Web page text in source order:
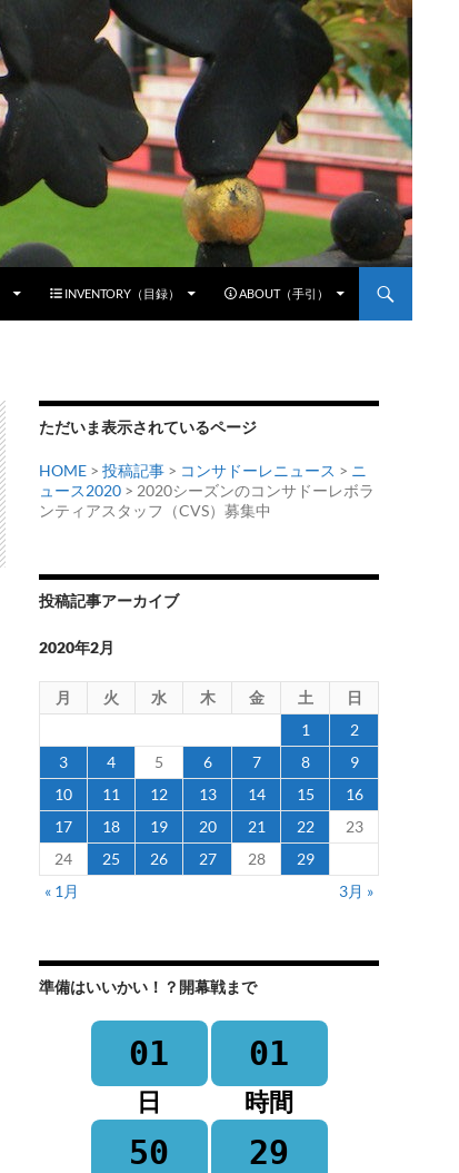
INVENTORY（目録） ABOUT（手引）
ただいま表示されているページ
HOME > 投稿記事 > コンサドーレニュース > ニ
ュース2020 > 2020シーズンのコンサドーレボラ
ンティアスタッフ（CVS）募集中
投稿記事アーカイブ
2020年2月
月 火 水 木 金 土
日
1
2
3
4 5 6 7 8
9
10
11 12 13 14 15
16
17
18 19 20 21 22
23
24
25 26 27 28
29
« 1月
3月 »
準備はいいかい！？開幕戦まで
01
日
01
時間
50 29